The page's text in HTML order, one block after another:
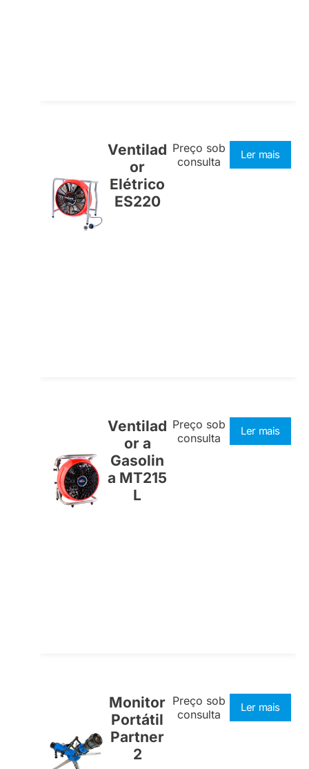
Ventilad
or
Elétrico
ES220
Preço sob
consulta
Ler mais
Ventilad
or a
Gasolin
a MT215
L
Preço sob
consulta
Ler mais
Monitor
Portátil
Partner
2
Preço sob
consulta
Ler mais